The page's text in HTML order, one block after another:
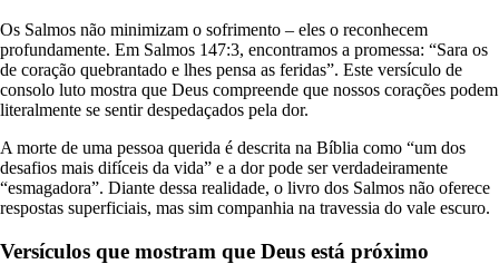
Os Salmos não minimizam o sofrimento – eles o reconhecem
profundamente. Em Salmos 147:3, encontramos a promessa: “Sara os
de coração quebrantado e lhes pensa as feridas”. Este versículo de
consolo luto mostra que Deus compreende que nossos corações podem
literalmente se sentir despedaçados pela dor.
A morte de uma pessoa querida é descrita na Bíblia como “um dos
desafios mais difíceis da vida” e a dor pode ser verdadeiramente
“esmagadora”. Diante dessa realidade, o livro dos Salmos não oferece
respostas superficiais, mas sim companhia na travessia do vale escuro.
Versículos que mostram que Deus está próximo